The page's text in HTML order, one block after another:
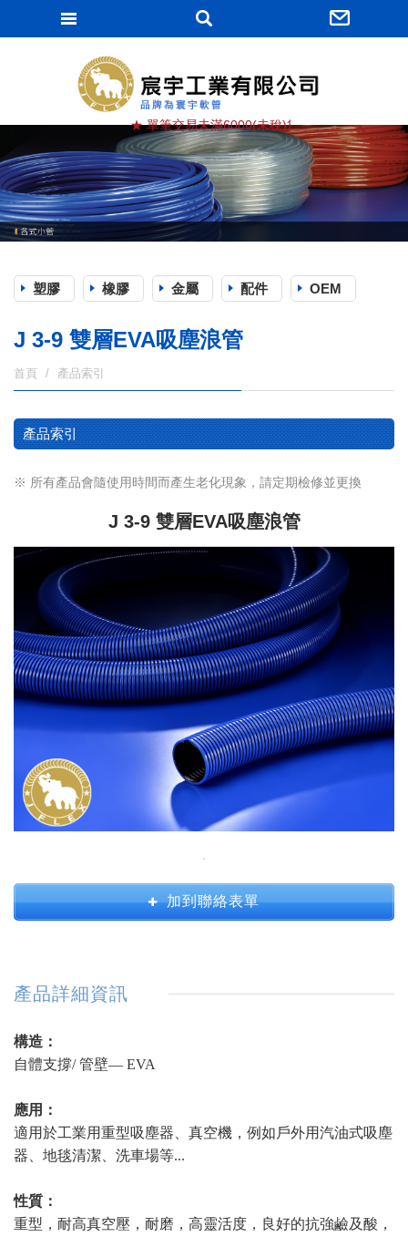
★ 單筆交易未滿6000(未稅)貨滿棧, 運費由買方
塑膠 橡膠 金屬 配件 OEM
J 3-9 雙層EVA吸塵浪管
首頁 產品索引
產品索引
※ 所有產品會隨使用時間而產生老化現象，請定期檢修並更換
J 3-9 雙層EVA吸塵浪管
加到聯絡表單
產品詳細資訊
構造：
自體支撐/ 管壁— EVA
應用：
適用於工業用重型吸塵器、真空機，例如戶外用汽油式吸塵
器、地毯清潔、洗車場等...
性質：
重型，耐高真空壓，耐磨，高靈活度，良好的抗強鹼及酸，